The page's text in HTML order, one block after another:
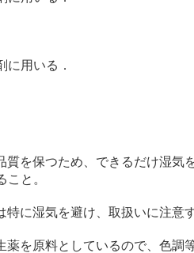
に用いる．
を保つため、できるだけ湿気
こと。
に湿気を避け、取扱いに注意す
を原料としているので、色調等